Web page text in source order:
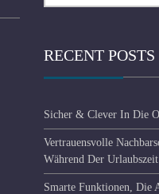
RECENT POSTS
Sicher & Clever In Die
Vertrauensvolle
Während Der Urlaubszeit
Smarte Funktionen, Die